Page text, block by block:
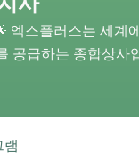
엑스플러스는 세계
공급하는 종합상사